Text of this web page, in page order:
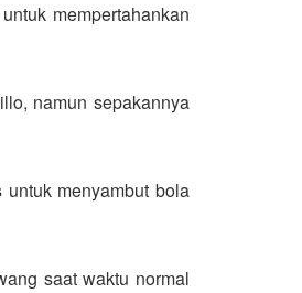
mempertahankan
namun sepakannya
menyambut bola
saat waktu normal